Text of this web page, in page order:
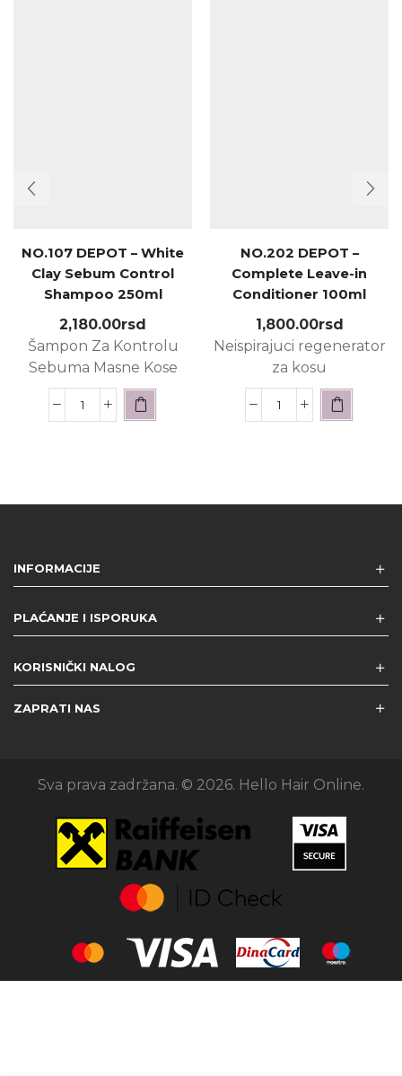
NO.107 DEPOT – White
Clay Sebum Control
Shampoo 250ml
2,180.00rsd
Šampon Za Kontrolu
Sebuma Masne Kose
NO.202 DEPOT –
Complete Leave-in
Conditioner 100ml
1,800.00rsd
Neispirajuci regenerator
za kosu
INFORMACIJE
PLAĆANJE I ISPORUKA
KORISNIČKI NALOG
ZAPRATI NAS
Sva prava zadržana. © 2026. Hello Hair Online.